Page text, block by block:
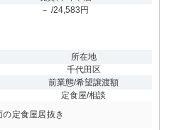
－ /24,583円
所在地
千代田区
前業態/希望譲渡額
定食屋/相談
定食屋居抜き